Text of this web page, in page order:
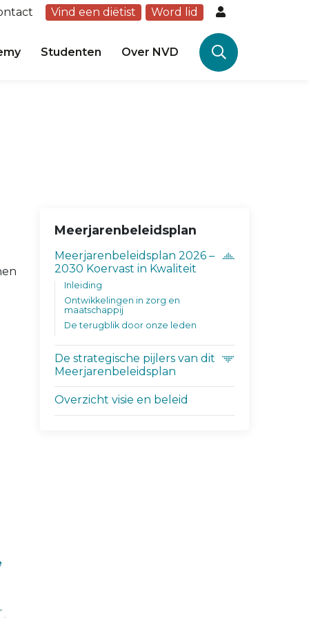
Vind een diëtist Word lid
Studenten Over NVD
Meerjarenbeleidsplan
Meerjarenbeleidsplan 2026 –
2030 Koervast in Kwaliteit
Inleiding
Ontwikkelingen in zorg en
maatschappij
De terugblik door onze leden
De strategische pijlers van dit
Meerjarenbeleidsplan
Overzicht visie en beleid